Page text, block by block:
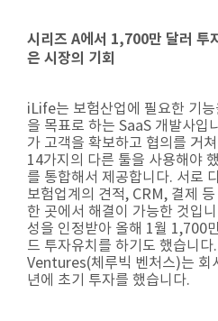
시리즈 A에서 1,700만 달러 투
은 시장의 기회
iLife는 보험산업에 필요한 기
을 목표로 하는 SaaS 개발사입
가 고객을 확보하고 협의를 거
14가지의 다른 툴을 사용해야
를 통합해서 제공합니다. 서로
보험업계의 견적, CRM, 결제
한 곳에서 해결이 가능한 것입
성을 인정받아 올해 1월 1,700
드 투자유치를 하기도 했습니
Ventures(체루빅 벤처스)는 회
년에 초기 투자를 했습니다.